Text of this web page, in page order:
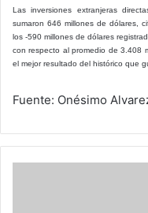
Las inversiones extranjeras
sumaron 646 millones de dólares,
los -590 millones de dólares
con respecto al promedio de 3.408
el mejor resultado del histórico que
Fuente: Onésimo